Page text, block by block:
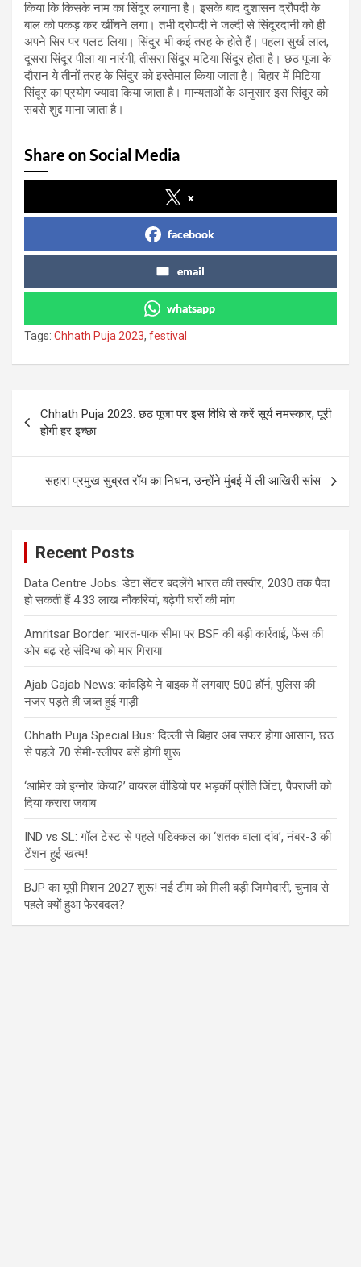
किया कि किसके नाम का सिंदूर लगाना है। इसके बाद दुशासन द्रौपदी के
बाल को पकड़ कर खींचने लगा। तभी द्रोपदी ने जल्दी से सिंदूरदानी को ही
अपने सिर पर पलट लिया। सिंदुर भी कई तरह के होते हैं। पहला सुर्ख लाल,
दूसरा सिंदूर पीला या नारंगी, तीसरा सिंदूर मटिया सिंदूर होता है। छठ पूजा के
दौरान ये तीनों तरह के सिंदुर को इस्तेमाल किया जाता है। बिहार में मिटिया
सिंदूर का प्रयोग ज्यादा किया जाता है। मान्यताओं के अनुसार इस सिंदुर को
सबसे शुद्द माना जाता है।
Share on Social Media
x
facebook
email
whatsapp
Tags: Chhath Puja 2023, festival
navigation
Chhath Puja 2023: छठ पूजा पर इस विधि से करें सूर्य नमस्कार, पूरी
होगी हर इच्छा
सहारा प्रमुख सुब्रत रॉय का निधन, उन्होंने मुंबई में ली आखिरी सांस
Recent Posts
Data Centre Jobs: डेटा सेंटर बदलेंगे भारत की तस्वीर, 2030 तक पैदा
हो सकती हैं 4.33 लाख नौकरियां, बढ़ेगी घरों की मांग
Amritsar Border: भारत-पाक सीमा पर BSF की बड़ी कार्रवाई, फेंस की
ओर बढ़ रहे संदिग्ध को मार गिराया
Ajab Gajab News: कांवड़िये ने बाइक में लगवाए 500 हॉर्न, पुलिस की
नजर पड़ते ही जब्त हुई गाड़ी
Chhath Puja Special Bus: दिल्ली से बिहार अब सफर होगा आसान, छठ
से पहले 70 सेमी-स्लीपर बसें होंगी शुरू
‘आमिर को इग्नोर किया?’ वायरल वीडियो पर भड़कीं प्रीति जिंटा, पैपराजी को
दिया करारा जवाब
IND vs SL: गॉल टेस्ट से पहले पडिक्कल का ‘शतक वाला दांव’, नंबर-3 की
टेंशन हुई खत्म!
BJP का यूपी मिशन 2027 शुरू! नई टीम को मिली बड़ी जिम्मेदारी, चुनाव से
पहले क्यों हुआ फेरबदल?